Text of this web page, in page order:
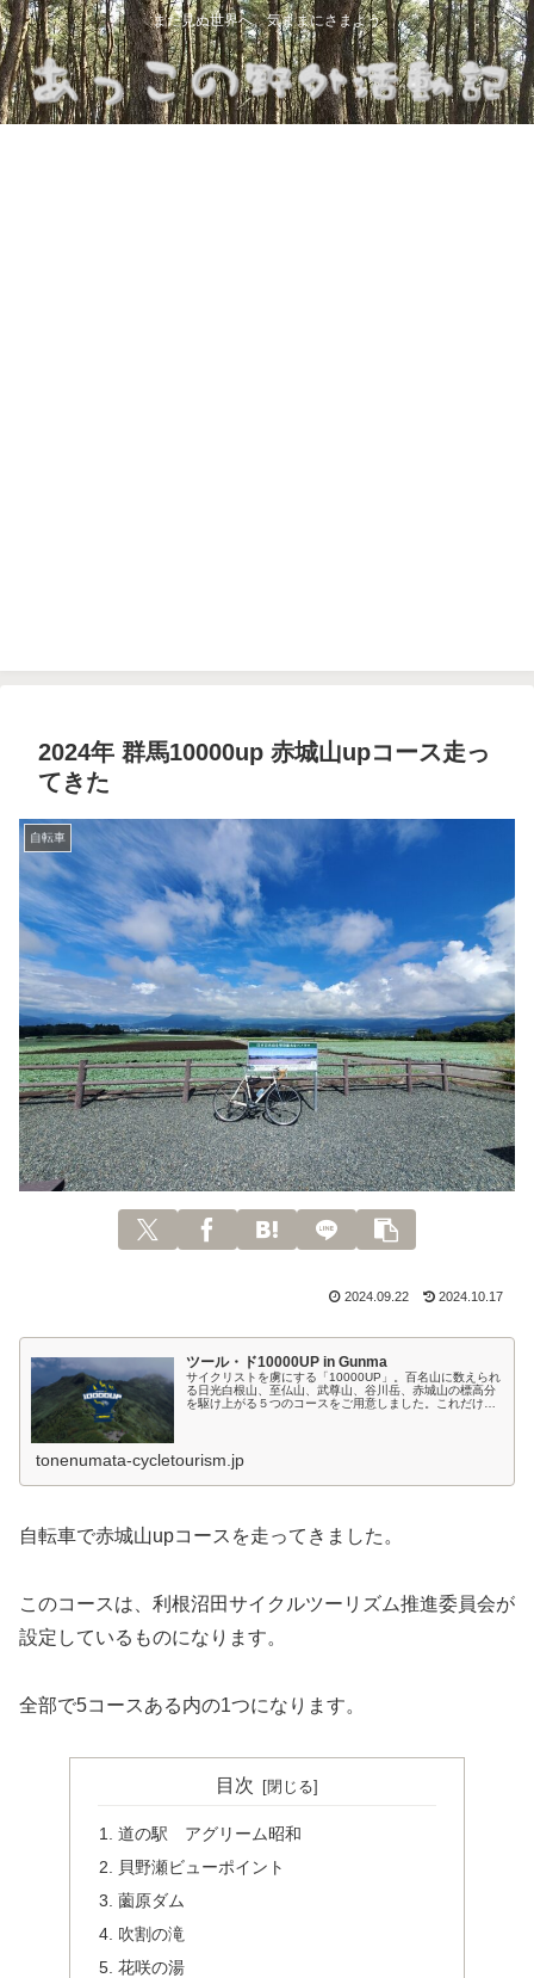
まだ見ぬ世界へ、気ままにさまよう
2024年 群馬10000up 赤城山upコース走っ
てきた
自転車
2024.09.22 2024.10.17
ツール・ド10000UP in Gunma
サイクリストを虜にする「10000UP」。百名山に数えられ
る日光白根山、至仏山、武尊山、谷川岳、赤城山の標高分
を駆け上がる５つのコースをご用意しました。これだけ広
tonenumata-cycletourism.jp
自転車で赤城山upコースを走ってきました。
このコースは、利根沼田サイクルツーリズム推進委員会が
設定しているものになります。
全部で5コースある内の1つになります。
目次
道の駅 アグリーム昭和
貝野瀬ビューポイント
薗原ダム
吹割の滝
花咲の湯